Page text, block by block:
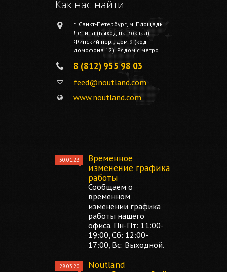
Как нас найти
г. Санкт-Петербург, м. Площадь
Ленина (выход на вокзал),
Финский пер., дом 9 (код
домофона 12). Рядом с метро.
8 (812) 955 98 03
feed@noutland.com
www.noutland.com
30.01.23
Временное
изменение графика
работы
Сообщаем о
временном
изменении графика
работы нашего
офиса. Пн-Пт: 11:00-
19:00, Сб: 12:00-
17:00, Вс: Выходной.
28.03.20
Noutland